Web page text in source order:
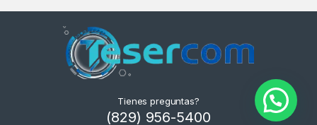
Tienes preguntas?
(829) 956-5400